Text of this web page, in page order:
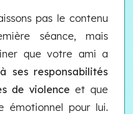
pas le contenu
séance, mais
que votre ami a
à ses responsabilités
de violence et que
émotionnel pour lui.